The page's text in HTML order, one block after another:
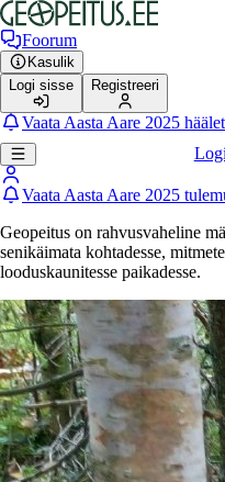
Foorum
Kasulik
Logi sisse
Registreeri
Vaata Aasta Aare 2025
Vaata Aasta Aare 2025
Geopeitus on rahvusvaheline
senikäimata kohtadesse,
looduskaunitesse paikadesse.